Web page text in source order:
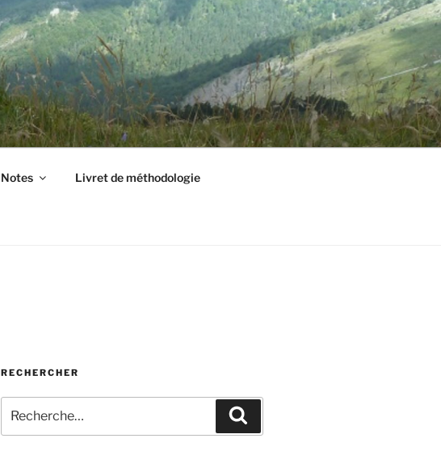
Notes Livret de méthodologie
RECHERCHER
pour
: